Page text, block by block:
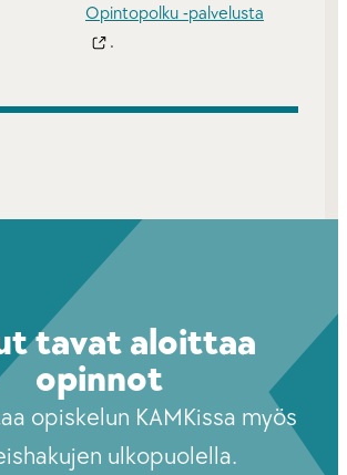
Opintopolku -palvelusta
.
tavat aloittaa
opinnot
opiskelun KAMKissa myös
ulkopuolella.